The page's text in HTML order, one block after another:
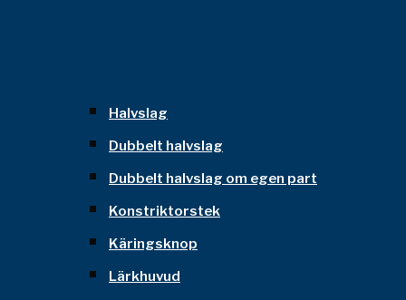
Halvslag
Dubbelt halvslag
Dubbelt halvslag om egen part
Konstriktorstek
Käringsknop
Lärkhuvud